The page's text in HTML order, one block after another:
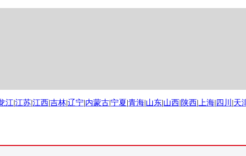
江|江苏|江西|吉林|辽宁|内蒙古|宁夏|青海|山东|山西|陕西| 上海| 四川 |天